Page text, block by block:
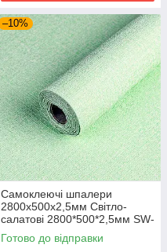
–10%
Самоклеючі шпалери
2800х500х2,5мм Світло-
салатові 2800*500*2,5мм SW-
00001159
Готово до відправки